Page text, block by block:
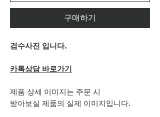
구매하기
검수사진 입니다.
카톡상담 바로가기
제품 상세 이미지는 주문 시
받아보실 제품의 실제 이미지입니다.